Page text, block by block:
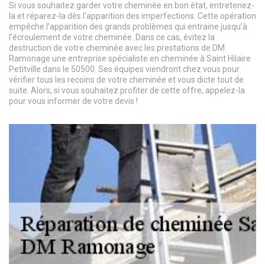
Si vous souhaitez garder votre cheminée en bon état, entretenez-
la et réparez-la dès l’apparition des imperfections. Cette opération
empêche l’apparition des grands problèmes qui entraine jusqu’à
l’écroulement de votre cheminée. Dans ce cas, évitez la
destruction de votre cheminée avec les prestations de DM
Ramonage une entreprise spécialiste en cheminée à Saint Hilaire
Petitville dans le 50500. Ses équipes viendront chez vous pour
vérifier tous les recoins de votre cheminée et vous dicte tout de
suite. Alors, si vous souhaitez profiter de cette offre, appelez-la
pour vous informer de votre devis !